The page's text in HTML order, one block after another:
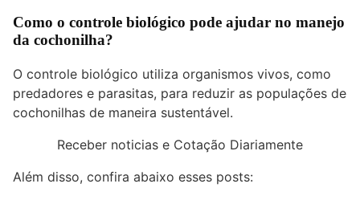
Como o controle biológico pode ajudar no manejo
da cochonilha?
O controle biológico utiliza organismos vivos, como
predadores e parasitas, para reduzir as populações de
cochonilhas de maneira sustentável.
Receber noticias e Cotação Diariamente
Além disso, confira abaixo esses posts: